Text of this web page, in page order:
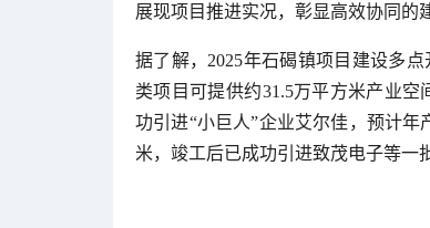
展现项目推进实况，彰显高效协同的
据了解，2025年石碣镇项目建设多
类项目可提供约31.5万平方米产业
功引进“小巨人”企业艾尔佳，预计年
米，竣工后已成功引进致茂电子等一